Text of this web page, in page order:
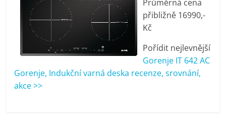
bazény
elektronika
porovnání
Elektro
OK,
Průměrná cena
přibližně 16990,-
Kč
Pořídit nejlevnější
Gorenje IT 642 AC
Gorenje, Indukční varná deska recenze, srovnání,
akce >>